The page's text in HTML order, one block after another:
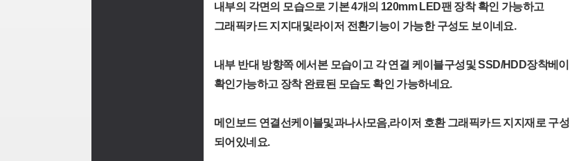
내부의 각면의 모습으로 기본 4개의 120mm LED팬 장착 확인 가능하고
그래픽카드 지지대및라이저 전환기능이 가능한 구성도 보이네요.
내부 반대 방향쪽 에서본 모습이고 각 연결 케이블구성및 SSD/HDD장착베이
확인가능하고 장착 완료된 모습도 확인 가능하네요.
메인보드 연결선케이블및과나사모음,라이저 호환 그래픽카드 지지재로 구성
되어있네요.